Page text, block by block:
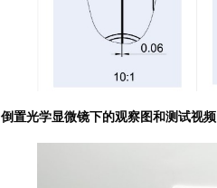
倒置光学显微镜下的观察图和测试视频